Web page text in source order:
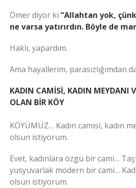
Ömer diyor ki “Allahtan yok,
ne varsa yatırırdın. Böyle de
Haklı, yapardım.
Ama hayallerim, parasızlığımdan
KADIN CAMİSİ, KADIN MEYDANI
OLAN BİR KÖY
KÖYÜMÜZ… Kadın camisi, kadın
olsun istiyorum.
Evet, kadınlara özgü bir cami…
yusyuvarlak modern bir cami…
olsun istiyorum.